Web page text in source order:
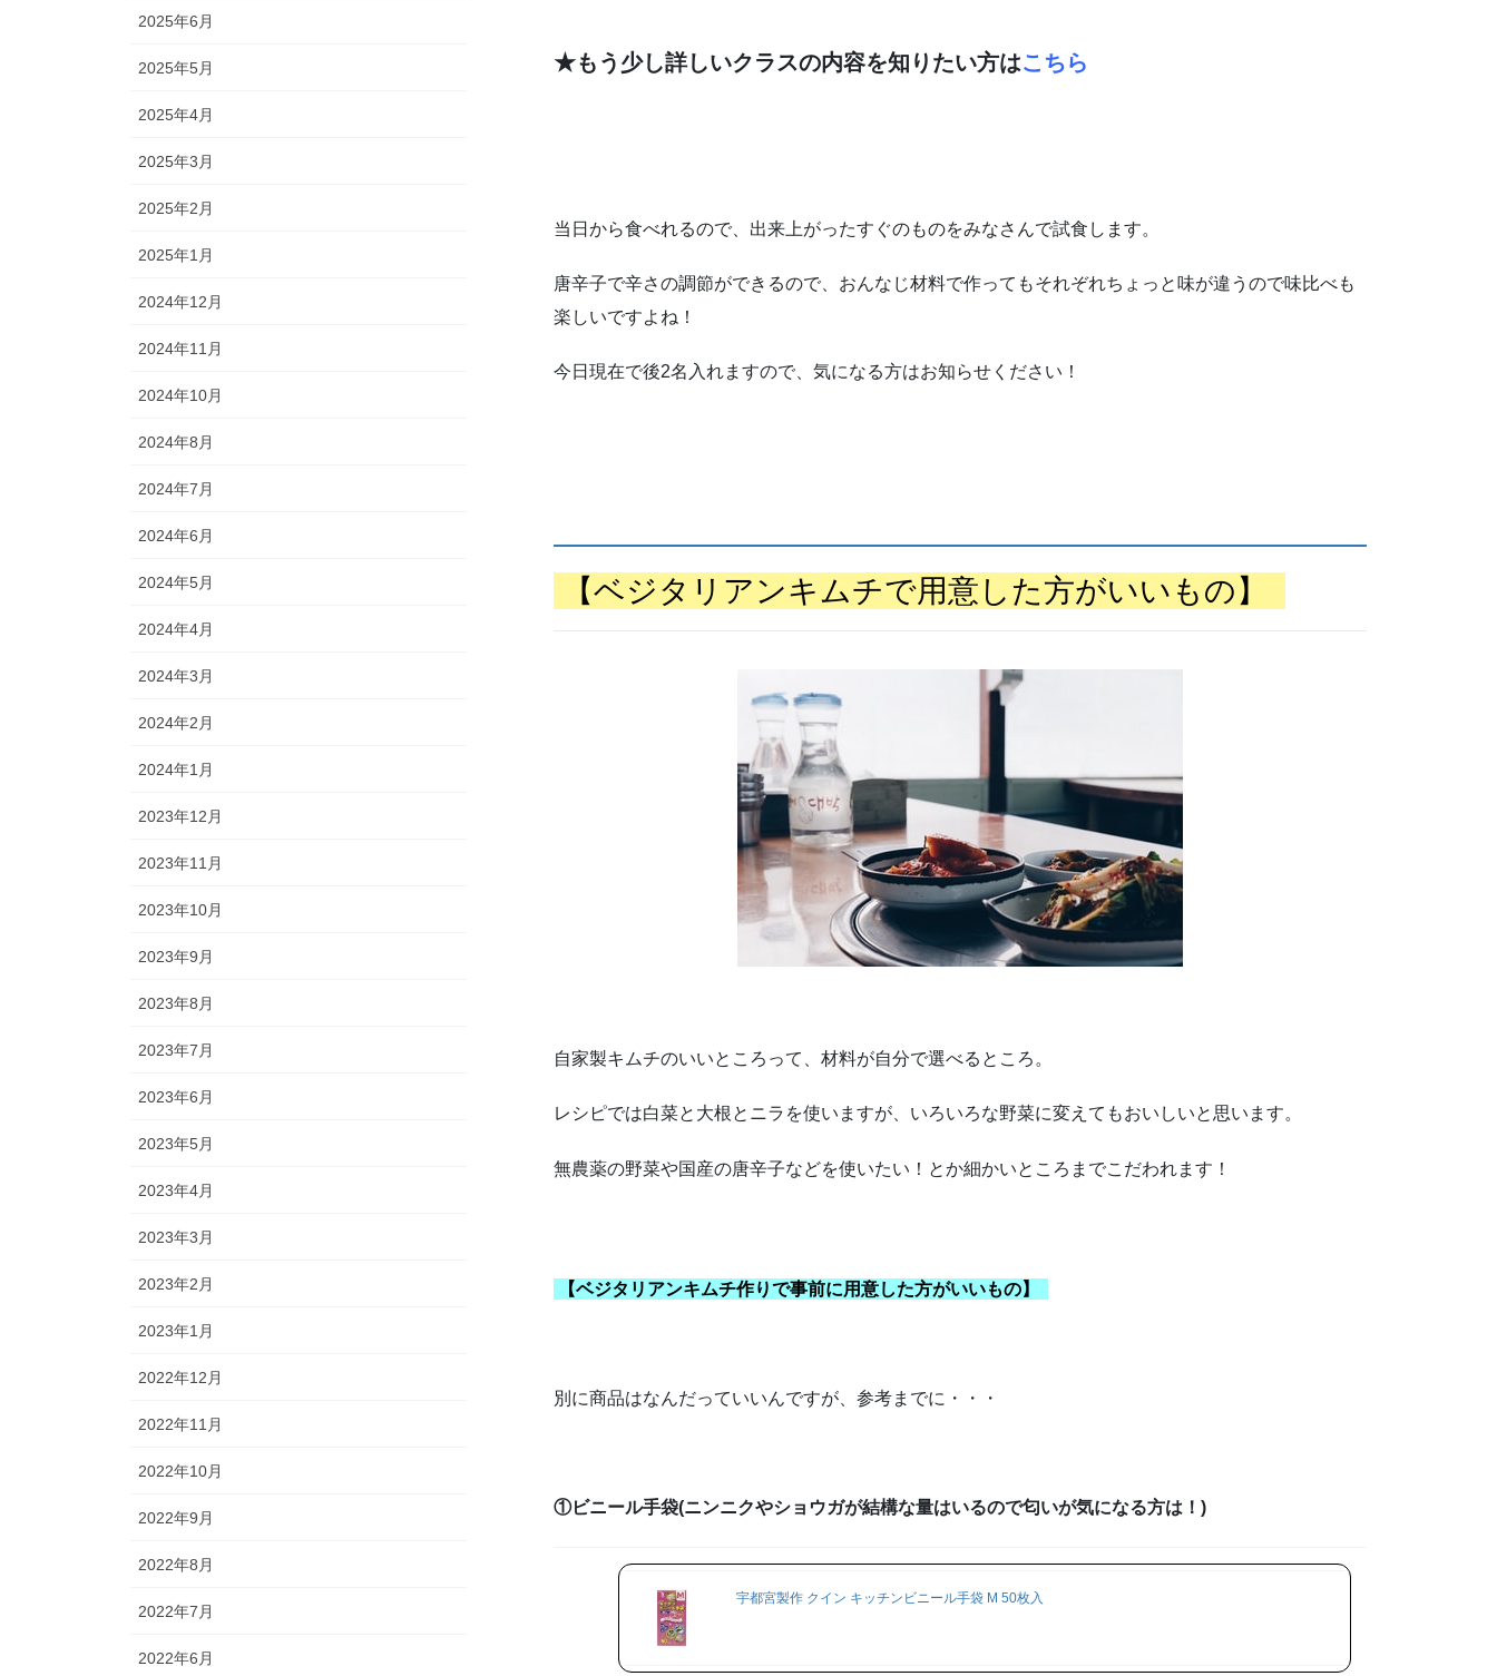
★もう少し詳しいクラスの内容を知りたい方はこちら
当日から食べれるので、出来上がったすぐのものをみなさんで試食します。
唐辛子で辛さの調節ができるので、おんなじ材料で作ってもそれぞれちょっと味が違うので味比べも
楽しいですよね！
今日現在で後2名入れますので、気になる方はお知らせください！
【ベジタリアンキムチで用意した方がいいもの】
自家製キムチのいいところって、材料が自分で選べるところ。
レシピでは白菜と大根とニラを使いますが、いろいろな野菜に変えてもおいしいと思います。
無農薬の野菜や国産の唐辛子などを使いたい！とか細かいところまでこだわれます！
【ベジタリアンキムチ作りで事前に用意した方がいいもの】
別に商品はなんだっていいんですが、参考までに・・・
①ビニール手袋(ニンニクやショウガが結構な量はいるので匂いが気になる方は！)
宇都宮製作 クイン キッチンビニール手袋 M 50枚入
2025年6月
2025年5月
2025年4月
2025年3月
2025年2月
2025年1月
2024年12月
2024年11月
2024年10月
2024年8月
2024年7月
2024年6月
2024年5月
2024年4月
2024年3月
2024年2月
2024年1月
2023年12月
2023年11月
2023年10月
2023年9月
2023年8月
2023年7月
2023年6月
2023年5月
2023年4月
2023年3月
2023年2月
2023年1月
2022年12月
2022年11月
2022年10月
2022年9月
2022年8月
2022年7月
2022年6月